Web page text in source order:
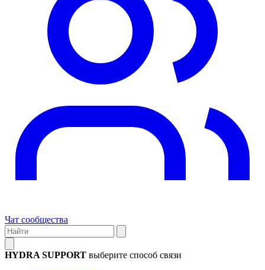
Чат сообщества
HYDRA SUPPORT выберите способ связи